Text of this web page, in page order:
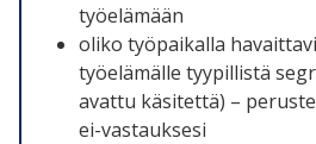
työelämään
oliko työpaikalla
työelämälle tyypillistä
avattu käsitettä) –
ei-vastauksesi